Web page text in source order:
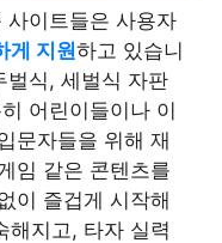
사이트들은 사용자
게 지원하고 있습니
벌식, 세벌식 자판
어린이들이나 이
문자들을 위해 재
임 같은 콘텐츠를
이 즐겁게 시작해
해지고, 타자 실력